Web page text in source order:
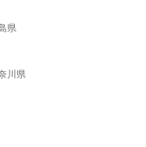
県
川県